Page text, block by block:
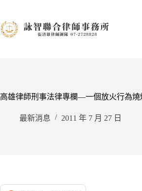
主
高雄律師刑事法律專欄—一個放火行為
最新消息 2011 年 7 月 27 日